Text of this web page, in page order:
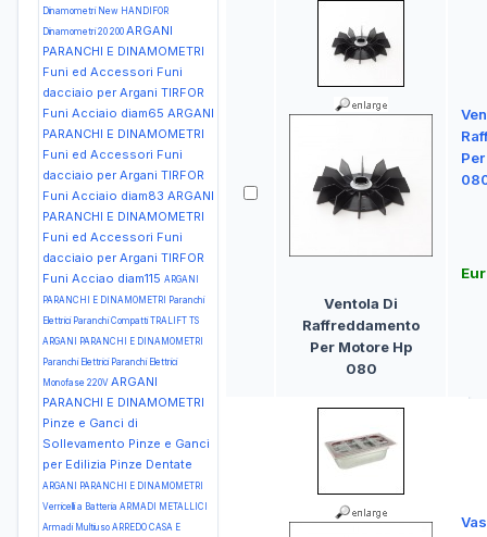
Dinamometri New HANDIFOR
Dinamometri 20 200 ARGANI
PARANCHI E DINAMOMETRI
Funi ed Accessori Funi
dacciaio per Argani TIRFOR
Funi Acciaio diam65 ARGANI
PARANCHI E DINAMOMETRI
Funi ed Accessori Funi
dacciaio per Argani TIRFOR
Funi Acciaio diam83 ARGANI
PARANCHI E DINAMOMETRI
Funi ed Accessori Funi
dacciaio per Argani TIRFOR
Funi Acciao diam115 ARGANI
PARANCHI E DINAMOMETRI Paranchi
Elettrici Paranchi Compatti TRALIFT TS
ARGANI PARANCHI E DINAMOMETRI
Paranchi Elettrici Paranchi Elettrici
Monofase 220V ARGANI
PARANCHI E DINAMOMETRI
Pinze e Ganci di
Sollevamento Pinze e Ganci
per Edilizia Pinze Dentate
ARGANI PARANCHI E DINAMOMETRI
Verricelli a Batteria ARMADI METALLICI
Armadi Multiuso ARREDO CASA E
Ventola Di
Raffreddamento
Per Motore Hp
080